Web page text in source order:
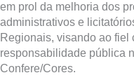
em prol da melhoria dos
administrativos e
Regionais, visando ao fiel
responsabilidade pública
Confere/Cores.